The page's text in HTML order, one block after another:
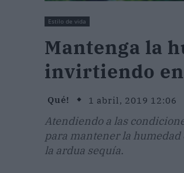
Estilo de vida
Mantenga la
invirtiendo
Qué! 1 abril, 2019 12:06
Atendiendo a las
para mantener la
la ardua sequía.